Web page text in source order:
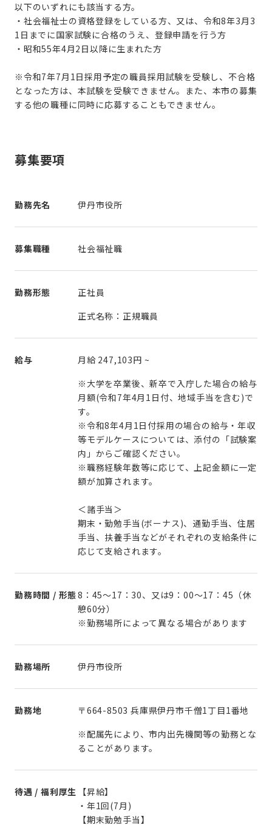
以下のいずれにも該当する方。
・社会福祉士の資格登録をしている方、又は、令和8年3月3
1日までに国家試験に合格のうえ、登録申請を行う方
・昭和55年4月2日以降に生まれた方
※令和7年7月1日採用予定の職員採用試験を受験し、不合格
となった方は、本試験を受験できません。また、本市の募集
する他の職種に同時に応募することもできません。
募集要項
勤務先名 伊丹市役所
募集職種 社会福祉職
勤務形態
正社員
正式名称：正規職員
給与 月給 247,103円 ~
※大学を卒業後、新卒で入庁した場合の給与
月額(令和7年4月1日付、地域手当を含む)で
す。
※令和8年4月1日付採用の場合の給与・年収
等モデルケースについては、添付の「試験案
内」からご確認ください。
※職務経験年数等に応じて、上記金額に一定
額が加算されます。
＜諸手当＞
期末・勤勉手当(ボーナス)、通勤手当、住居
手当、扶養手当などがそれぞれの支給条件に
応じて支給されます。
勤務時間 / 形態8：45～17：30、又は9：00～17：45（休
憩60分）
※勤務場所によって異なる場合があります
勤務場所 伊丹市役所
勤務地
〒664-8503 兵庫県伊丹市千僧1丁目1番地
※配属先により、市内出先機関等の勤務とな
ることがあります。
待遇 / 福利厚生 【昇給】
・年1回(7月)
【期末勤勉手当】